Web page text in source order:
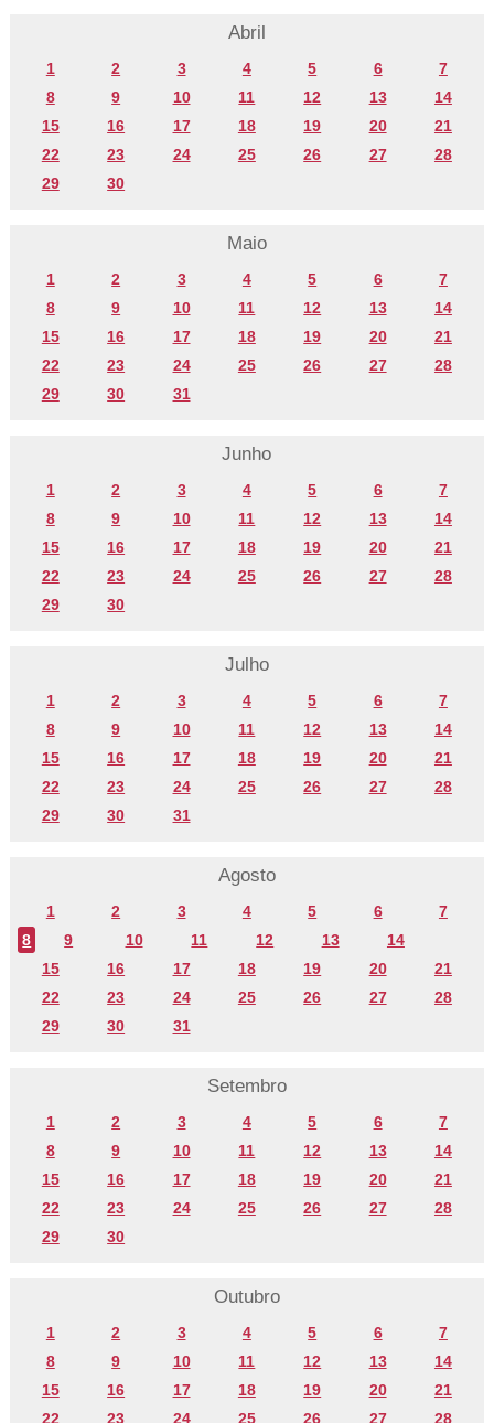
Abril
1 2 3 4 5 6
7
8
9 10 11 12 13
14
15
16 17 18 19 20
21
22
23 24 25 26 27
28
29
30
Maio
1 2 3 4 5 6
7
8
9 10 11 12 13
14
15
16 17 18 19 20
21
22
23 24 25 26 27
28
29
30 31
Junho
1 2 3 4 5 6
7
8
9 10 11 12 13
14
15
16 17 18 19 20
21
22
23 24 25 26 27
28
29
30
Julho
1 2 3 4 5 6
7
8
9 10 11 12 13
14
15
16 17 18 19 20
21
22
23 24 25 26 27
28
29
30 31
Agosto
1 2 3 4 5 6
7
8
9 10 11 12 13
14
15
16 17 18 19 20
21
22
23 24 25 26 27
28
29
30 31
Setembro
1 2 3 4 5 6
7
8
9 10 11 12 13
14
15
16 17 18 19 20
21
22
23 24 25 26 27
28
29
30
Outubro
1 2 3 4 5 6
7
8
9 10 11 12 13
14
15
16 17 18 19 20
21
22
23 24 25 26 27 28